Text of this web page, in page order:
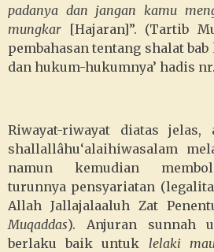
padanya dan jangan kamu
mungkar[Hajaran]”. (Tartib
pembahasan tentang shalat bab
dan hukum-hukumnya’ hadis
Riwayat-riwayat diatas jelas,
shallallâhu‘alaihiwasalam
namun kemudian
turunnya pensyariatan
Allah Jallajalaaluh Zat
Muqaddas). Anjuran sunnah
berlaku baik untuk lelaki